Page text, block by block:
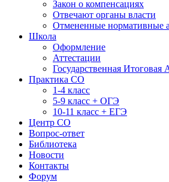
Закон о компенсациях
Отвечают органы власти
Отмененные нормативные
Школа
Оформление
Аттестации
Государственная
Практика СО
1-4 класс
5-9 класс + ОГЭ
10-11 класс + ЕГЭ
Центр СО
Вопрос-ответ
Библиотека
Новости
Контакты
Форум